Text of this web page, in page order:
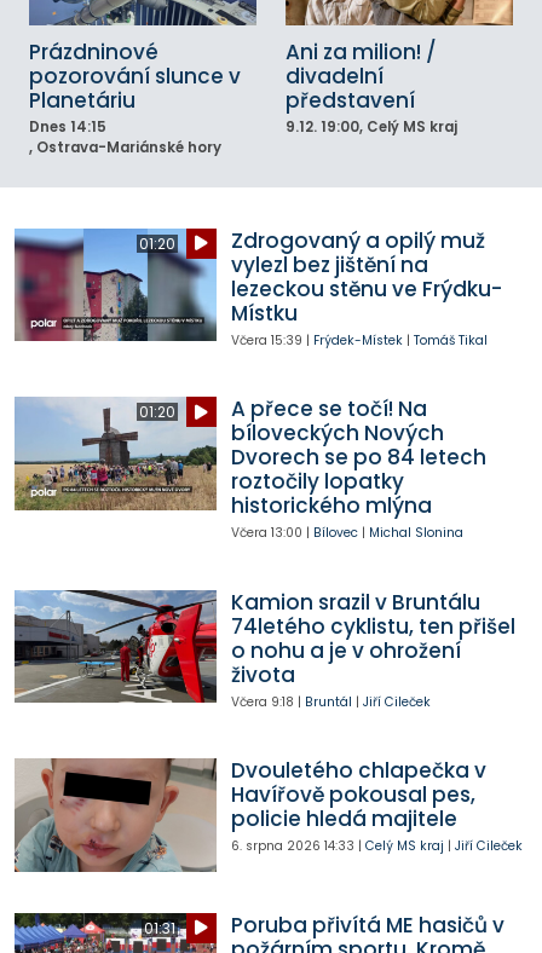
Prázdninové
pozorování slunce v
Planetáriu
Dnes 14:15
, Ostrava-Mariánské hory
Ani za milion! /
divadelní
představení
9.12. 19:00, Celý MS kraj
01:20
Zdrogovaný a opilý muž
vylezl bez jištění na
lezeckou stěnu ve Frýdku-
Místku
Včera 15:39 | Frýdek-Místek| Tomáš Tikal
01:20
A přece se točí! Na
bíloveckých Nových
Dvorech se po 84 letech
roztočily lopatky
historického mlýna
Včera 13:00 | Bílovec| Michal Slonina
Kamion srazil v Bruntálu
74letého cyklistu, ten přišel
o nohu a je v ohrožení
života
Včera 9:18 | Bruntál | Jiří Cileček
Dvouletého chlapečka v
Havířově pokousal pes,
policie hledá majitele
6. srpna 2026 14:33 | Celý MS kraj | Jiří Cileček
01:31
Poruba přivítá ME hasičů v